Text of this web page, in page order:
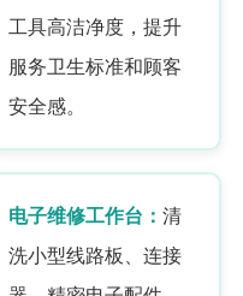
工具高洁净度，提升
服务卫生标准和顾客
安全感。
电子维修工作台： 清
洗小型线路板、连接